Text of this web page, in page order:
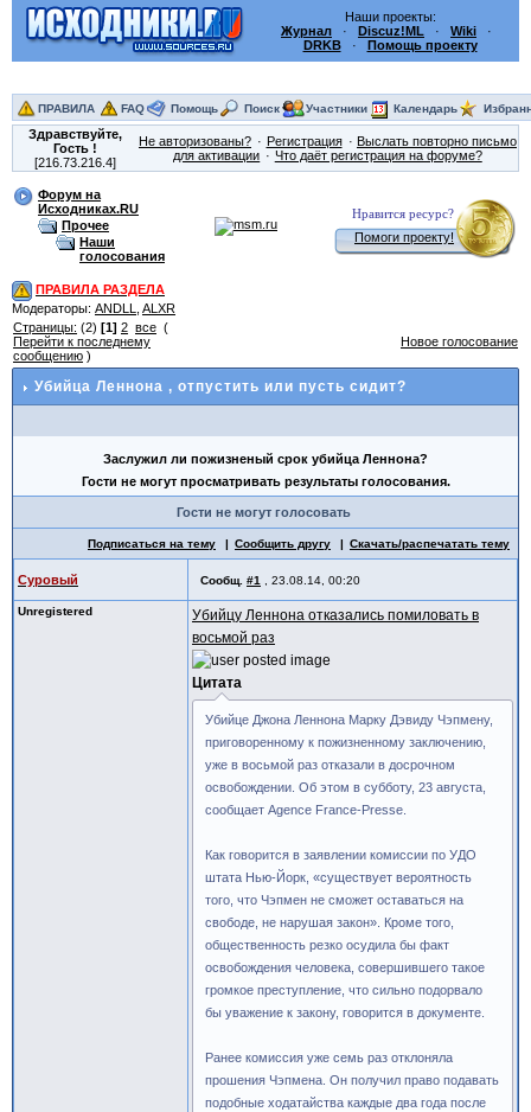
Наши проекты:
Журнал · Discuz!ML · Wiki ·
DRKB· Помощь проекту
ПРАВИЛА FAQ Помощь Поиск Участники Календарь
Здравствуйте,
Гость !
[216.73.216.4]
Не авторизованы? Регистрация
Выслать повторно письмо
для активации
Что даёт регистрация на форуме?
Форум на
Исходниках.RU
Прочее
Наши
голосования
Нравится ресурс?
Помоги проекту!
ПРАВИЛА РАЗДЕЛА
Модераторы: ANDLL
ALXR
Страницы: (2) [1] 2 все (
Перейти к последнему
сообщению )
Новое голосование
Убийца Леннона , отпустить или пусть сидит?
Заслужил ли пожизненый срок убийца Леннона?
Гости не могут просматривать результаты голосования.
Гости не могут голосовать
Подписаться на тему Сообщить другу Скачать/распечатать тему
Суровый Сообщ. #1 23.08.14, 00:20
Unregistered
Убийцу Леннона отказались помиловать в
восьмой раз
Цитата
Убийце Джона Леннона Марку Дэвиду Чэпмену,
приговоренному к пожизненному заключению,
уже в восьмой раз отказали в досрочном
освобождении. Об этом в субботу, 23 августа,
сообщает Agence France-Presse.
Как говорится в заявлении комиссии по УДО
штата Нью-Йорк, «существует вероятность
того, что Чэпмен не сможет оставаться на
свободе, не нарушая закон». Кроме того,
общественность резко осудила бы факт
освобождения человека, совершившего такое
громкое преступление, что сильно подорвало
бы уважение к закону, говорится в документе.
Ранее комиссия уже семь раз отклоняла
прошения Чэпмена. Он получил право подавать
подобные ходатайства каждые два года после